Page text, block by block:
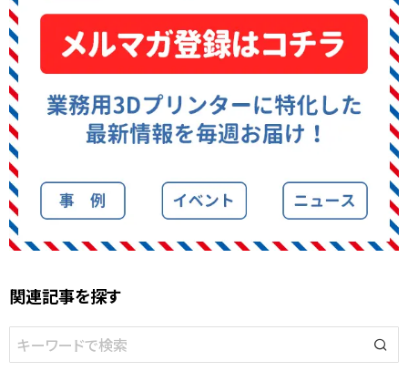
関連記事を探す